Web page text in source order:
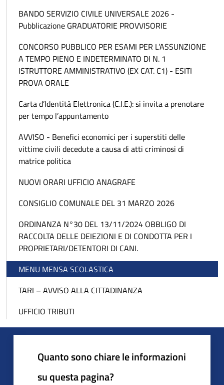
BANDO SERVIZIO CIVILE UNIVERSALE 2026 -
Pubblicazione GRADUATORIE PROVVISORIE
CONCORSO PUBBLICO PER ESAMI PER L’ASSUNZIONE
A TEMPO PIENO E INDETERMINATO DI N. 1
ISTRUTTORE AMMINISTRATIVO (EX CAT. C1) - ESITI
PROVA ORALE
Carta d’Identità Elettronica (C.I.E.): si invita a prenotare
per tempo l’appuntamento
AVVISO - Benefici economici per i superstiti delle
vittime civili decedute a causa di atti criminosi di
matrice politica
NUOVI ORARI UFFICIO ANAGRAFE
CONSIGLIO COMUNALE DEL 31 MARZO 2026
ORDINANZA N°30 DEL 13/11/2024 OBBLIGO DI
RACCOLTA DELLE DEIEZIONI E DI CONDOTTA PER I
PROPRIETARI/DETENTORI DI CANI.
MENU MENSA SCOLASTICA
TARI – AVVISO ALLA CITTADINANZA
UFFICIO TRIBUTI
Quanto sono chiare le informazioni
su questa pagina?